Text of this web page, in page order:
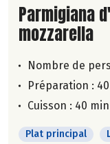
Lire la suite
Parmigiana
mozzarella
Nombre de
Préparation :
Cuisson : 40 min
Plat principal